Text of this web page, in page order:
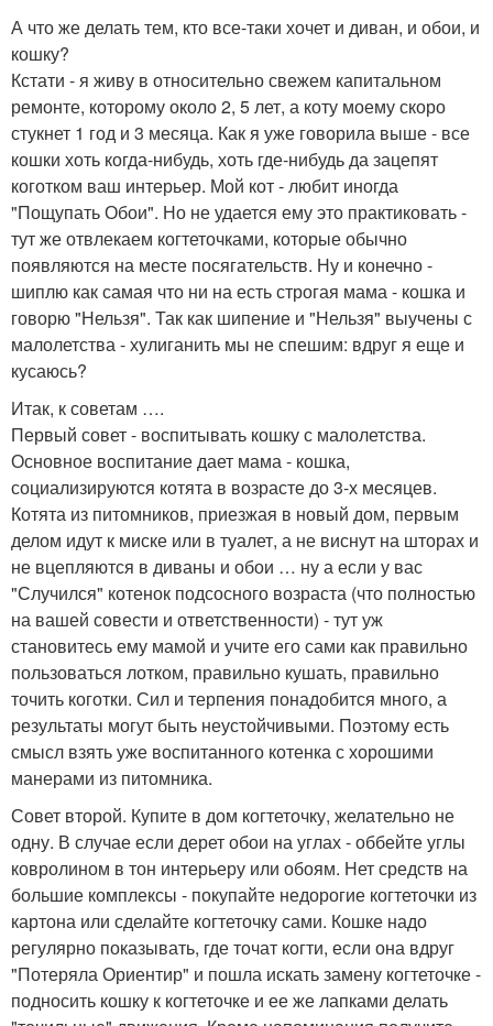
А что же делать тем, кто все-таки хочет и диван, и обои, и
кошку?
Кстати - я живу в относительно свежем капитальном
ремонте, которому около 2, 5 лет, а коту моему скоро
стукнет 1 год и 3 месяца. Как я уже говорила выше - все
кошки хоть когда-нибудь, хоть где-нибудь да зацепят
коготком ваш интерьер. Мой кот - любит иногда
"Пощупать Обои". Но не удается ему это практиковать -
тут же отвлекаем когтеточками, которые обычно
появляются на месте посягательств. Ну и конечно -
шиплю как самая что ни на есть строгая мама - кошка и
говорю "Нельзя". Так как шипение и "Нельзя" выучены с
малолетства - хулиганить мы не спешим: вдруг я еще и
кусаюсь?
Итак, к советам ….
Первый совет - воспитывать кошку с малолетства.
Основное воспитание дает мама - кошка,
социализируются котята в возрасте до 3-х месяцев.
Котята из питомников, приезжая в новый дом, первым
делом идут к миске или в туалет, а не виснут на шторах и
не вцепляются в диваны и обои … ну а если у вас
"Случился" котенок подсосного возраста (что полностью
на вашей совести и ответственности) - тут уж
становитесь ему мамой и учите его сами как правильно
пользоваться лотком, правильно кушать, правильно
точить коготки. Сил и терпения понадобится много, а
результаты могут быть неустойчивыми. Поэтому есть
смысл взять уже воспитанного котенка с хорошими
манерами из питомника.
Совет второй. Купите в дом когтеточку, желательно не
одну. В случае если дерет обои на углах - оббейте углы
ковролином в тон интерьеру или обоям. Нет средств на
большие комплексы - покупайте недорогие когтеточки из
картона или сделайте когтеточку сами. Кошке надо
регулярно показывать, где точат когти, если она вдруг
"Потеряла Ориентир" и пошла искать замену когтеточке -
подносить кошку к когтеточке и ее же лапками делать